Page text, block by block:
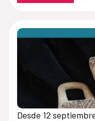
Desde 12